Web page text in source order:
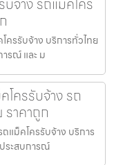
ครรับจ้าง บริการทั่วไทย
รณ์ และ ม
โครรับจ้าง รถ
ราคาถูก
ถแม็คโครรับจ้าง บริการ
ระสบการณ์